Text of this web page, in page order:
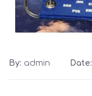
By: admin Date: